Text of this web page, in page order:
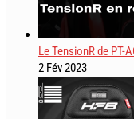
Le TensionR de PT-
2 Fév 2023